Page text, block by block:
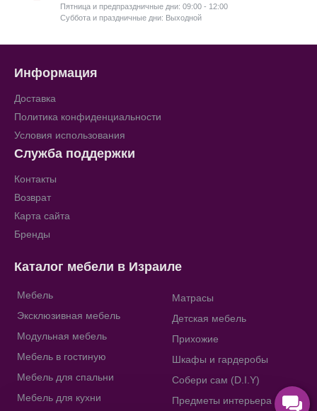
Пятница и предпраздничные дни: 09:00 - 12:00
Суббота и праздничные дни: Выходной
Информация
Доставка
Политика конфиденциальности
Условия использования
Служба поддержки
Контакты
Возврат
Карта сайта
Бренды
Каталог мебели в Израиле
Мебель
Эксклюзивная мебель
Модульная мебель
Мебель в гостиную
Мебель для спальни
Мебель для кухни
Матрасы
Детская мебель
Прихожие
Шкафы и гардеробы
Собери сам (D.I.Y)
Предметы интерьера